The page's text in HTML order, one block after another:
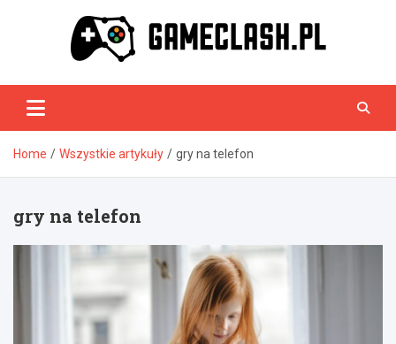
GameClash.pl
Home Wszystkie artykuły gry na telefon
gry na telefon